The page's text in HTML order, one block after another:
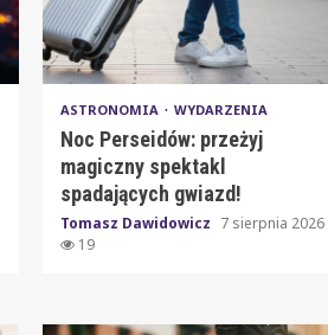
ASTRONOMIA WYDARZENIA
Noc Perseidów: przeżyj
magiczny spektakl
spadających gwiazd!
Tomasz Dawidowicz 7 sierpnia 2026
19